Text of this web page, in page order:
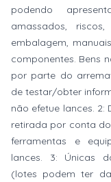
podendo
amassados,
embalagem,
componentes. Bens
por parte do
de testar/obter
não efetue lances.
retirada por conta
ferramentas e
lances. 3: Únicas
(lotes podem ter